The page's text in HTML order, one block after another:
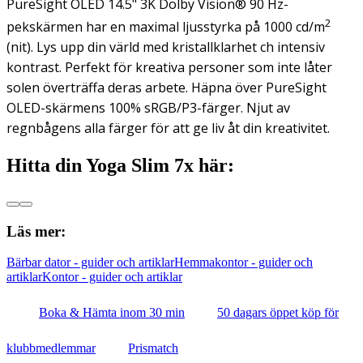
PureSight OLED 14.5" 3K Dolby Vision® 90 Hz-
pekskärmen har en maximal ljusstyrka på 1000 cd/m2
(nit). Lys upp din värld med kristallklarhet ch intensiv
kontrast. Perfekt för kreativa personer som inte låter
solen överträffa deras arbete. Häpna över PureSight
OLED-skärmens 100% sRGB/P3-färger. Njut av
regnbågens alla färger för att ge liv åt din kreativitet.
Hitta din Yoga Slim 7x här:
Läs mer:
Bärbar dator - guider och artiklarHemmakontor - guider och
artiklarKontor - guider och artiklar
Boka & Hämta inom 30 min 50 dagars öppet köp för
klubbmedlemmar Prismatch